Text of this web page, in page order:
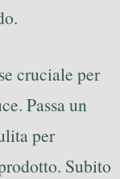
cruciale per
Passa un
per
Subito